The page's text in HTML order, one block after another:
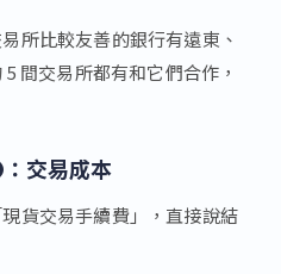
所比較友善的銀行有遠東、
間交易所都有和它們合作，
交易成本
貨交易手續費」，直接說結